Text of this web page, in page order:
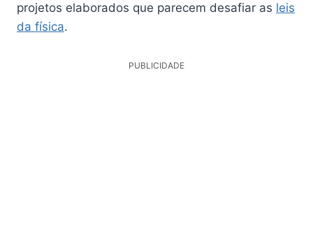
projetos elaborados que parecem desafiar as leis
da física.
PUBLICIDADE